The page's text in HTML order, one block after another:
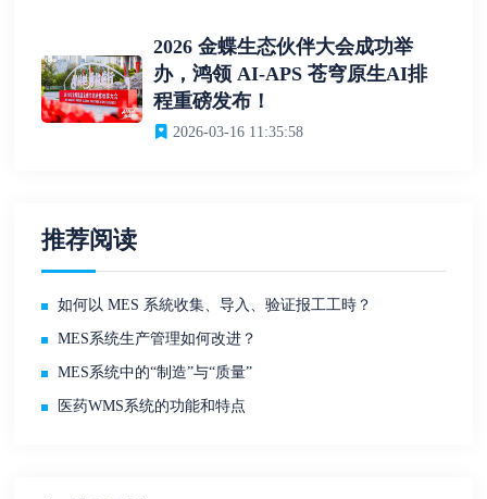
2026 金蝶生态伙伴大会成功举
办，鸿领 AI-APS 苍穹原生AI排
程重磅发布！
2026-03-16 11:35:58
推荐阅读
如何以 MES 系統收集、导入、验证报工工時？
MES系统生产管理如何改进？
MES系统中的“制造”与“质量”
医药WMS系统的功能和特点